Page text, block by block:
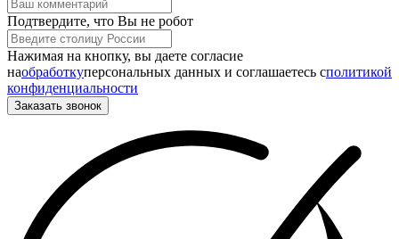
Подтвердите, что Вы не робот
Нажимая на кнопку, вы даете согласие
наобработкуперсональных данных и соглашаетесь cполитикой
конфиденциальности
Заказать звонок